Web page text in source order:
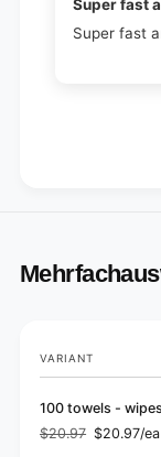
Super fast
Super fast
Your
cart
VARIANT
100 towels - wipes
Regular
$20.97
Sale
$20.97/ea